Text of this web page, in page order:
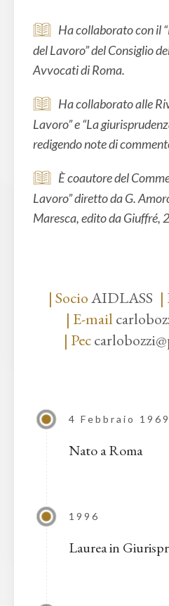
Ha collaborato con il
del Lavoro” del Consiglio
Avvocati di Roma.
Ha collaborato alle
Lavoro” e “La
redigendo note di
È coautore del
Lavoro” diretto da G.
Maresca, edito da Giuffré,
| SocioAIDLASS |
| E-mail
| Pec
4 Febbraio 1969
Nato a Roma
1996
Laurea in